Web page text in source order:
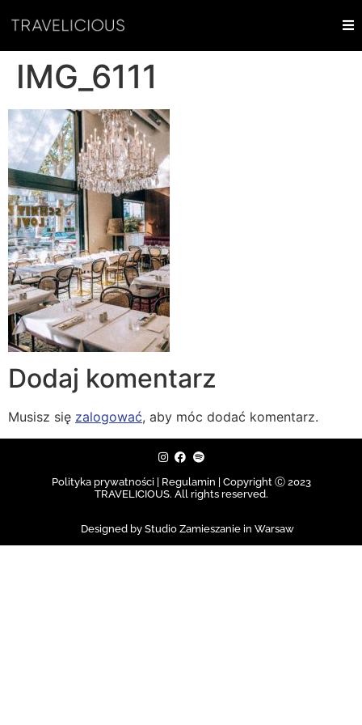
IMG_6111
Dodaj komentarz
Musisz się zalogować, aby móc dodać komentarz.
Polityka prywatności | Regulamin | Copyright Ⓒ 2023
TRAVELICIOUS. All rights reserved.
Designed by Studio Zamieszanie in Warsaw